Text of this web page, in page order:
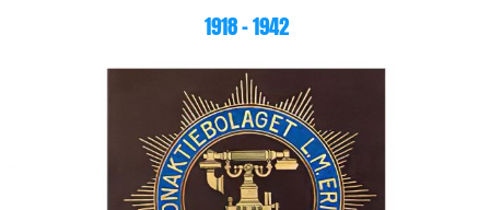
1918 – 1942